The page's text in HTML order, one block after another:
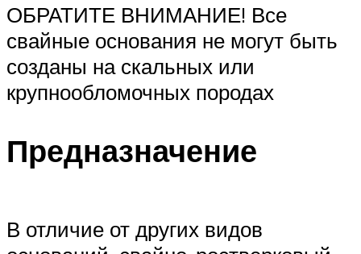
ОБРАТИТЕ ВНИМАНИЕ! Все
свайные основания не могут быть
созданы на скальных или
крупнообломочных породах
Предназначение
В отличие от других видов